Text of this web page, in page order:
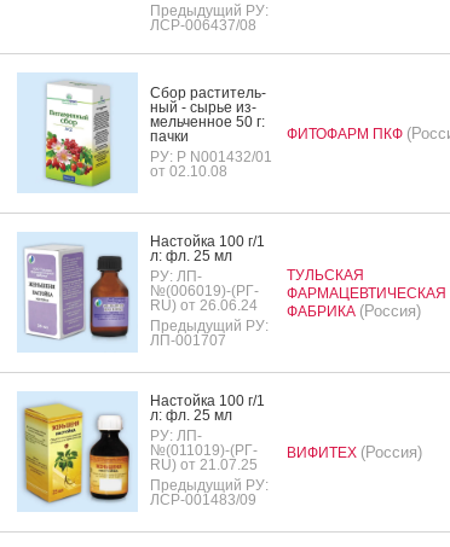
Предыдущий РУ:
ЛСР-006437/08
Сбор рас­ти­тель­
ный - сырье из­
мель­чен­ное 50 г:
пач­ки
РУ: Р N001432/01
от 02.10.08
ФИТОФАРМ ПКФ
Нас­той­ка 100 г/1
л: фл. 25 мл
РУ: ЛП-
№(006019)-(РГ-
RU) от 26.06.24
Предыдущий РУ:
ЛП-001707
ТУЛЬСКАЯ
ФАРМАЦЕВТИЧЕСКАЯ
ФАБРИКА (Россия)
Нас­той­ка 100 г/1
л: фл. 25 мл
РУ: ЛП-
№(011019)-(РГ-
RU) от 21.07.25
Предыдущий РУ:
ЛСР-001483/09
ВИФИТЕХ (Россия)